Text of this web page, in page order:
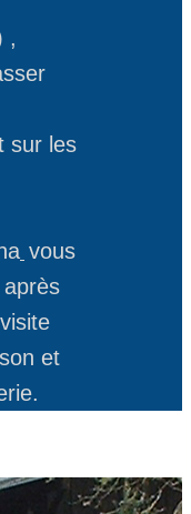
,
sur les
vous
et